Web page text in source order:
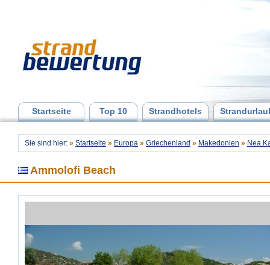
Startseite Top 10 Strandhotels
Sie sind hier: » Startseite » Europa » Griechenland » Makedonien » Nea
Ammolofi Beach